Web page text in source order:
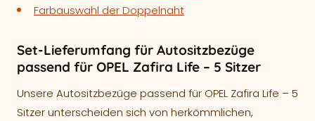
Farbauswahl der Doppelnaht
Set-Lieferumfang für Autositzbezüge
passend für OPEL Zafira Life – 5 Sitzer
Unsere Autositzbezüge passend für OPEL Zafira Life – 5
Sitzer unterscheiden sich von herkömmlichen,